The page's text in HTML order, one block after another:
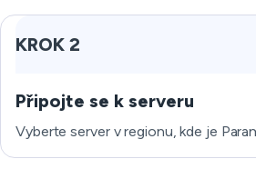
KROK 2
Připojte se k serveru
Vyberte server v regionu, kde je